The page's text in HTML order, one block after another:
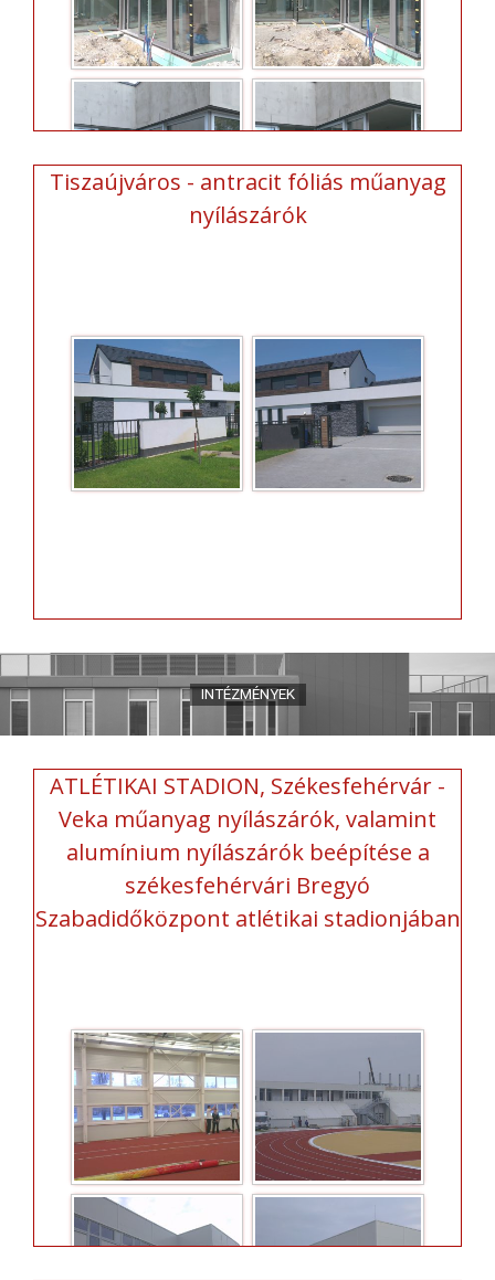
Tiszaújváros - antracit fóliás műanyag
nyílászárók
ATLÉTIKAI STADION, Székesfehérvár -
Veka műanyag nyílászárók, valamint
alumínium nyílászárók beépítése a
székesfehérvári Bregyó
Szabadidőközpont atlétikai stadionjában